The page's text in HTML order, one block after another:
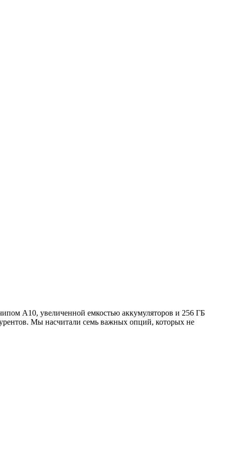
А10, увеличенной емкостью аккумуляторов и 256 ГБ
Мы насчитали семь важных опций, которых не